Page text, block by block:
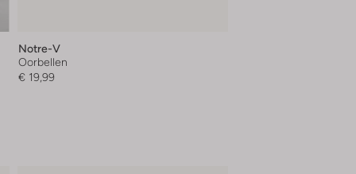
Notre-V
Oorbellen
€ 19,99